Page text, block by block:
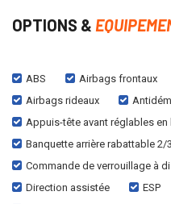
OPTIONS &
ABS Airbags frontaux
Airbags rideaux
Appuis-tête avant réglables en
Banquette arrière rabattable 2/
Commande de verrouillage à
Direction assistée
ESP